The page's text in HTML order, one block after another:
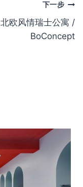
下一步
北欧风情瑞士公寓 /
BoConcept